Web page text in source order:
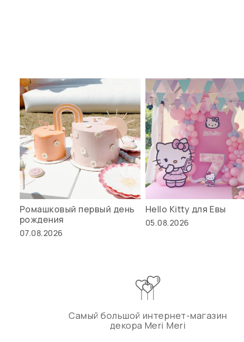
Ромашковый первый день
рождения
07.08.2026
Hello Kitty для Евы
05.08.2026
Самый большой интернет-магазин
декора Meri Meri